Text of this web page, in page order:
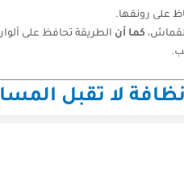
على رونقها.
كما أن الطريقة تحافظ على
لا تقبل